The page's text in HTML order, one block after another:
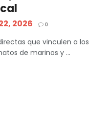
2026 0
que vinculen a los
de marinos y ...